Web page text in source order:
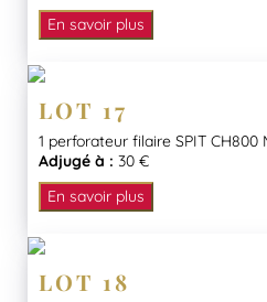
En savoir plus
LOT 17
1 perforateur filaire SPIT CH800
Adjugé à : 30 €
En savoir plus
LOT 18